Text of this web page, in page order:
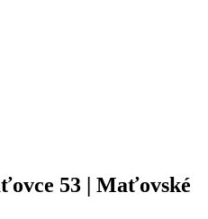
53 | Maťovské